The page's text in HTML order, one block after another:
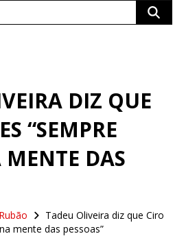
DIZ QUE
“SEMPRE
MENTE DAS
Tadeu Oliveira diz que Ciro
mente das pessoas”